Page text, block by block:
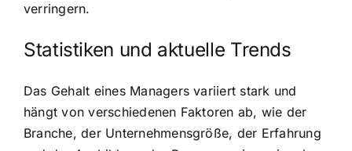
verringern.
Statistiken und aktuelle Trends
Das Gehalt eines Managers variiert stark und
hängt von verschiedenen Faktoren ab, wie der
Branche, der Unternehmensgröße, der Erfahrung